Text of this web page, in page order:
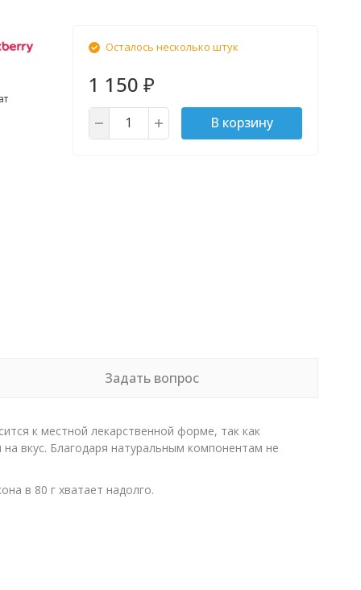
Осталось несколько штук
1 150 ₽
В корзину
Задать вопрос
к местной лекарственной форме, так как
вкус. Благодаря натуральным компонентам не
в 80 г хватает надолго.